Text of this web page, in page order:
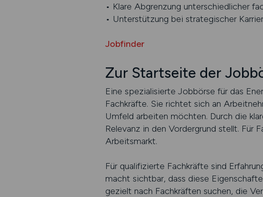
• Klare Abgrenzung unterschiedlicher
• Unterstützung bei strategischer
Jobfinder
Zur Startseite der
Eine spezialisierte Jobbörse für das
Fachkräfte. Sie richtet sich an
Umfeld arbeiten möchten. Durch die
Relevanz in den Vordergrund stellt. Für
Arbeitsmarkt.
Für qualifizierte Fachkräfte sind
macht sichtbar, dass diese
gezielt nach Fachkräften suchen, die